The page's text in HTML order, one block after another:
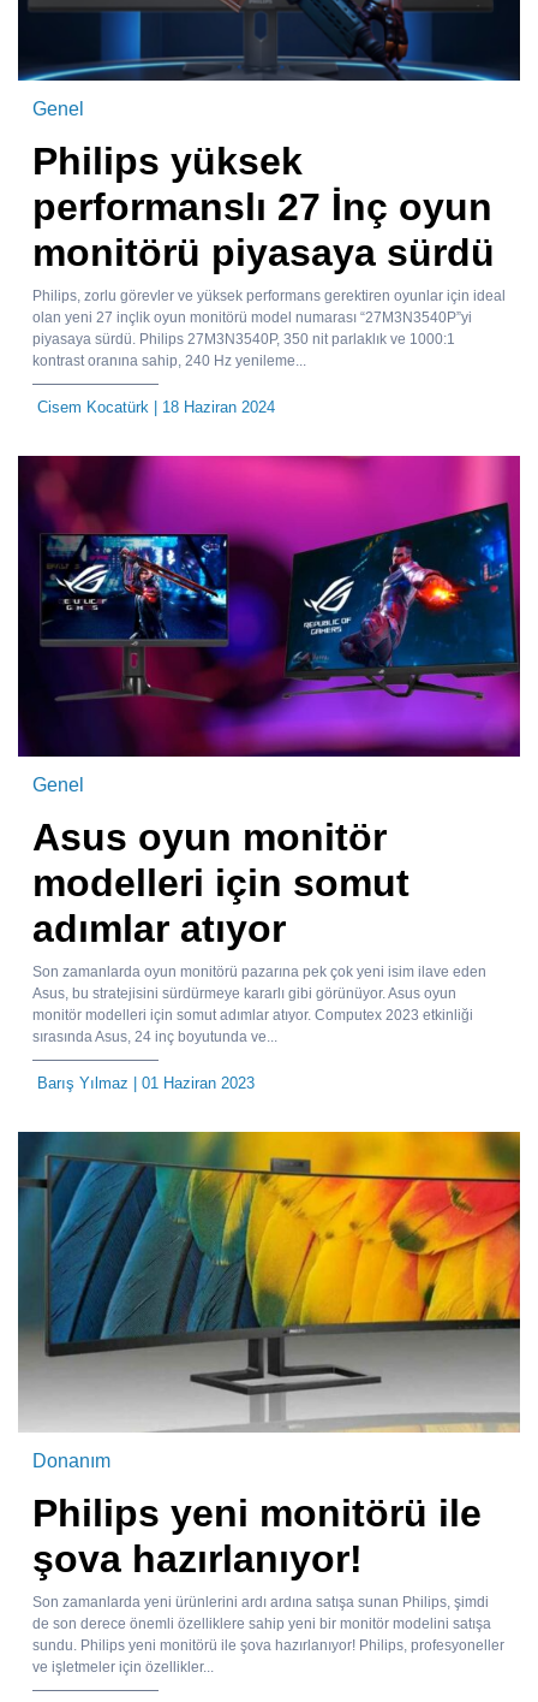
Genel
Philips yüksek
performanslı 27 İnç oyun
monitörü piyasaya sürdü
Philips, zorlu görevler ve yüksek performans gerektiren oyunlar için ideal
olan yeni 27 inçlik oyun monitörü model numarası “27M3N3540P”yi
piyasaya sürdü. Philips 27M3N3540P, 350 nit parlaklık ve 1000:1
kontrast oranına sahip, 240 Hz yenileme...
Cisem Kocatürk | 18 Haziran 2024
Genel
Asus oyun monitör
modelleri için somut
adımlar atıyor
Son zamanlarda oyun monitörü pazarına pek çok yeni isim ilave eden
Asus, bu stratejisini sürdürmeye kararlı gibi görünüyor. Asus oyun
monitör modelleri için somut adımlar atıyor. Computex 2023 etkinliği
sırasında Asus, 24 inç boyutunda ve...
Barış Yılmaz | 01 Haziran 2023
Donanım
Philips yeni monitörü ile
şova hazırlanıyor!
Son zamanlarda yeni ürünlerini ardı ardına satışa sunan Philips, şimdi
de son derece önemli özelliklere sahip yeni bir monitör modelini satışa
sundu. Philips yeni monitörü ile şova hazırlanıyor! Philips, profesyoneller
ve işletmeler için özellikler...